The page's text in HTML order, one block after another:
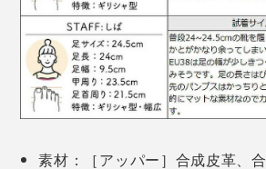
素材：［アッパー］合成皮革、